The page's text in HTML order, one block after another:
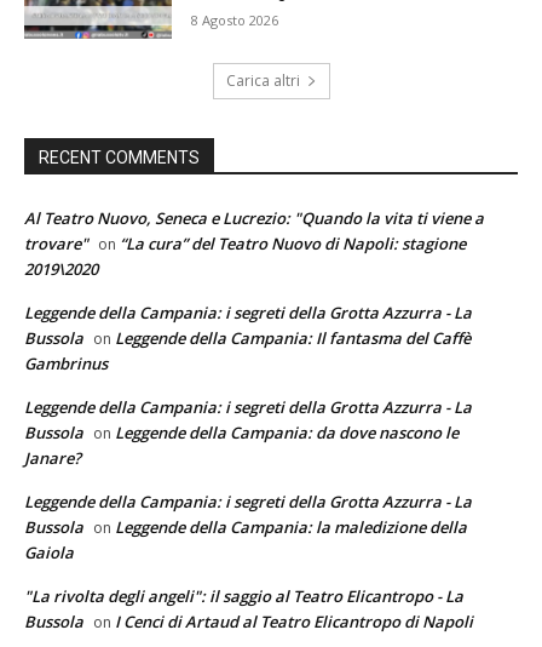
8 Agosto 2026
Carica altri
RECENT COMMENTS
Al Teatro Nuovo, Seneca e Lucrezio: "Quando la vita ti viene a
trovare" on “La cura” del Teatro Nuovo di Napoli: stagione
2019\2020
Leggende della Campania: i segreti della Grotta Azzurra - La
Bussola on Leggende della Campania: Il fantasma del Caffè
Gambrinus
Leggende della Campania: i segreti della Grotta Azzurra - La
Bussola on Leggende della Campania: da dove nascono le
Janare?
Leggende della Campania: i segreti della Grotta Azzurra - La
Bussola on Leggende della Campania: la maledizione della
Gaiola
"La rivolta degli angeli": il saggio al Teatro Elicantropo - La
Bussola on I Cenci di Artaud al Teatro Elicantropo di Napoli